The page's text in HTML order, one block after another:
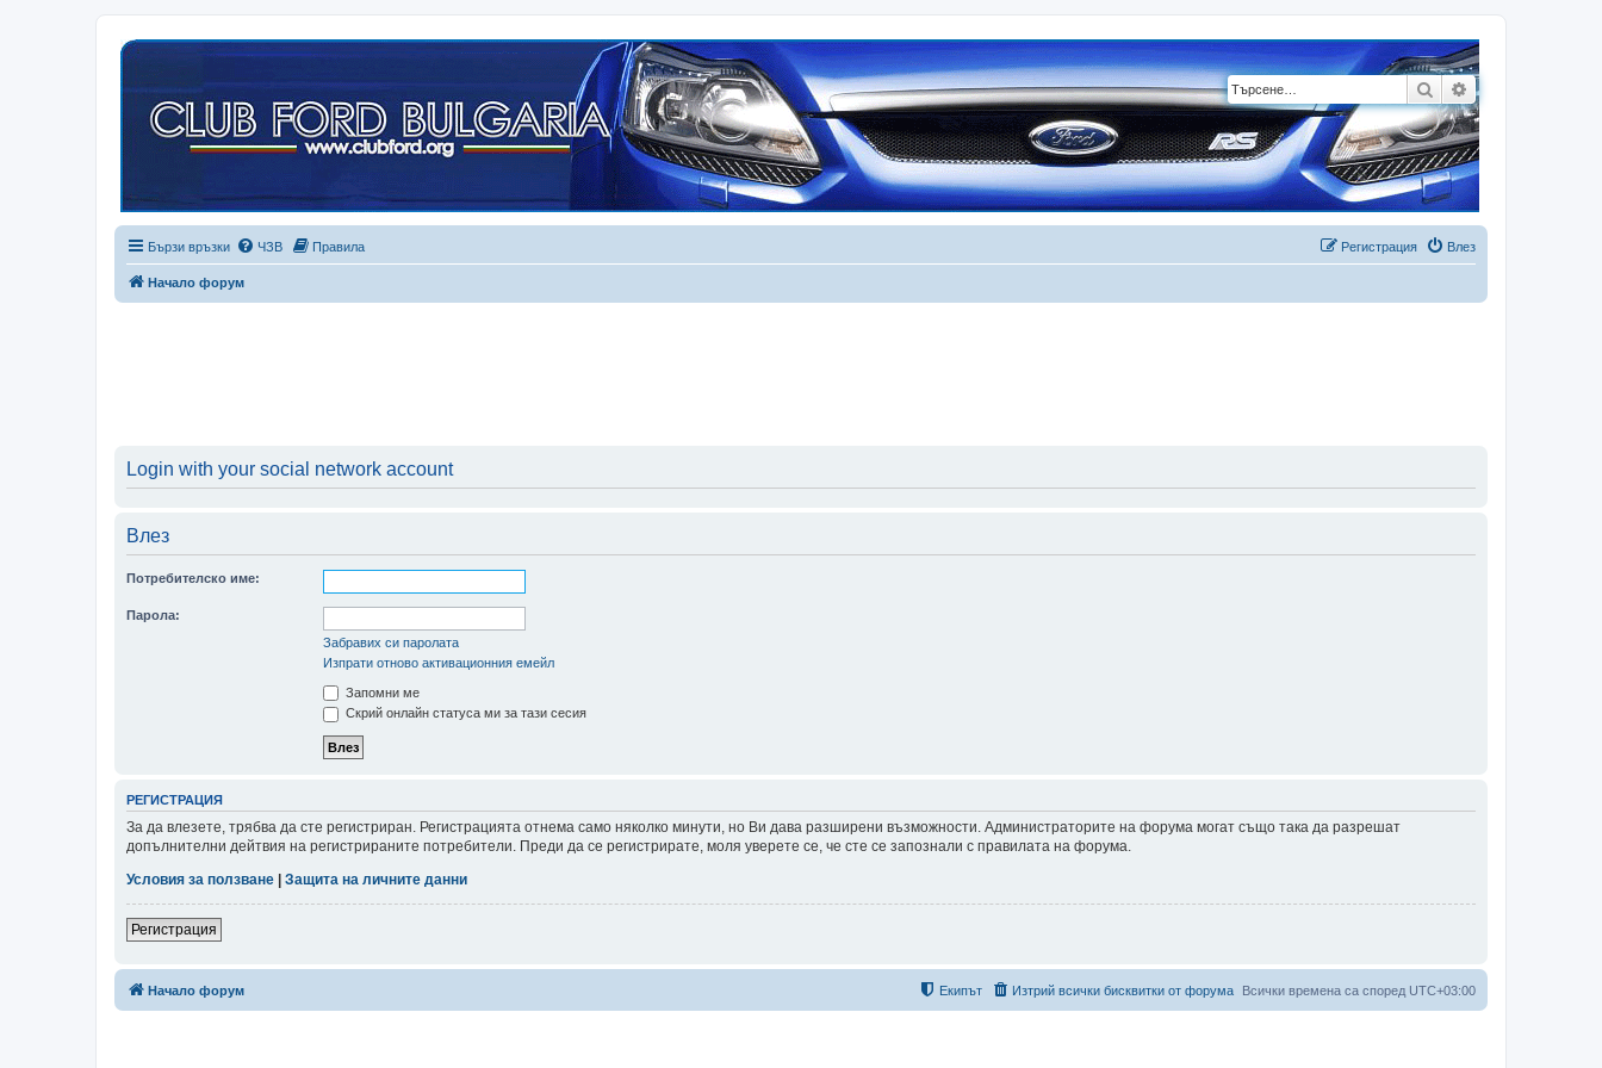
ТърсенеРазширено
Бързи връзки ЧЗВ Правила Влез
Регистрация
Начало форум
Login with your social network account
Влез
Потребителско име:
Парола:
Забравих си паролата
Изпрати отново активационния емейл
Запомни ме
Скрий онлайн статуса ми за тази сесия
РЕГИСТРАЦИЯ
За да влезете, трябва да сте регистриран. Регистрацията отнема само няколко минути, но Ви дава разширени възможности. Администраторите на форума могат също така да разрешат
допълнителни дейтвия на регистрираните потребители. Преди да се регистрирате, моля уверете се, че сте се запознали с правилата на форума.
Условия за ползване
Защита на личните данни
Регистрация
Начало форум Всички времена са според UTC+03:00
Изтрий всички бисквитки от форума
Екипът